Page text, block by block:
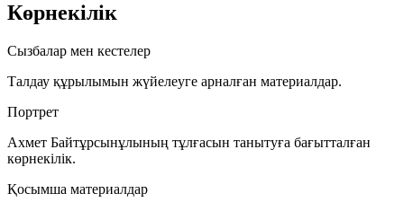
Көрнекілік
Сызбалар мен кестелер
Талдау құрылымын жүйелеуге арналған материалдар.
Портрет
Ахмет Байтұрсынұлының тұлғасын танытуға бағытталған
көрнекілік.
Қосымша материалдар